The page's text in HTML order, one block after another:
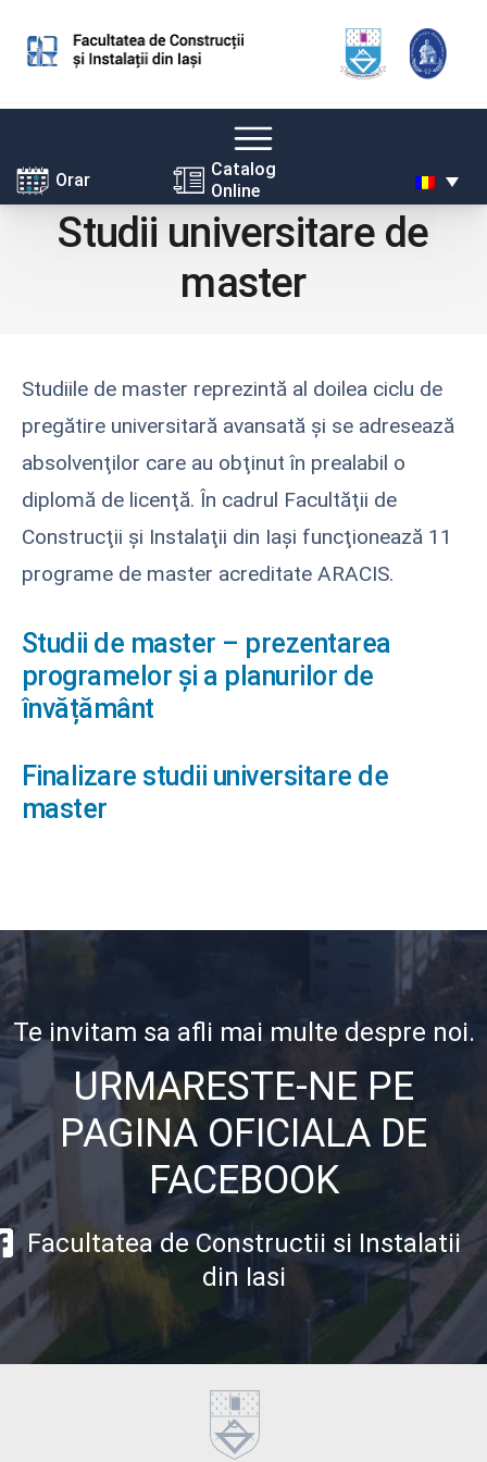
Skip
content
Orar
Catalog
Online
Studii universitare de
master
Studiile de master reprezintă al doilea ciclu de
pregătire universitară avansată şi se adresează
absolvenţilor care au obţinut în prealabil o
diplomă de licenţă. În cadrul Facultăţii de
Construcţii şi Instalaţii din Iaşi funcţionează 11
programe de master acreditate ARACIS.
Studii de master – prezentarea
programelor și a planurilor de
învățământ
Finalizare studii universitare de
master
Te invitam sa afli mai multe despre noi.
URMARESTE-NE PE
PAGINA OFICIALA DE
FACEBOOK
Facultatea de Constructii si Instalatii
din Iasi